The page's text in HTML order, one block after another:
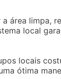
a área limpa,
local
locais
ótima